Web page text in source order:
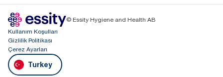
© Essity Hygiene and Health AB
Kullanım Koşulları
Gizlilik Politikası
Çerez Ayarları
Turkey